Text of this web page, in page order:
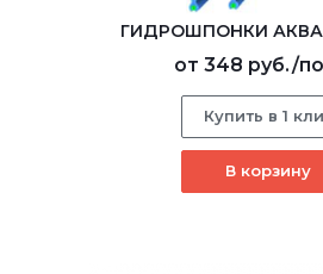
ГИДРОШПОНКИ
от 348 руб./
Купить в 1
В корзину